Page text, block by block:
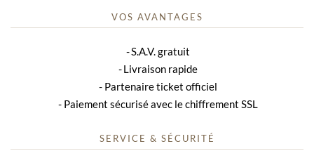
VOS AVANTAGES
S.A.V. gratuit
Livraison rapide
Partenaire ticket officiel
Paiement sécurisé avec le chiffrement SSL
SERVICE & SÉCURITÉ